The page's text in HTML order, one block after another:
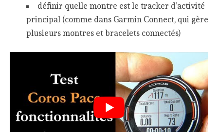
définir quelle montre est le tracker d’activité
principal (comme dans Garmin Connect, qui gère
plusieurs montres et bracelets connectés)